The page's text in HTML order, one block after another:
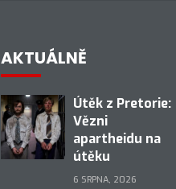
AKTUÁLNĚ
Útěk z Pretorie:
Vězni
apartheidu na
útěku
6 SRPNA, 2026